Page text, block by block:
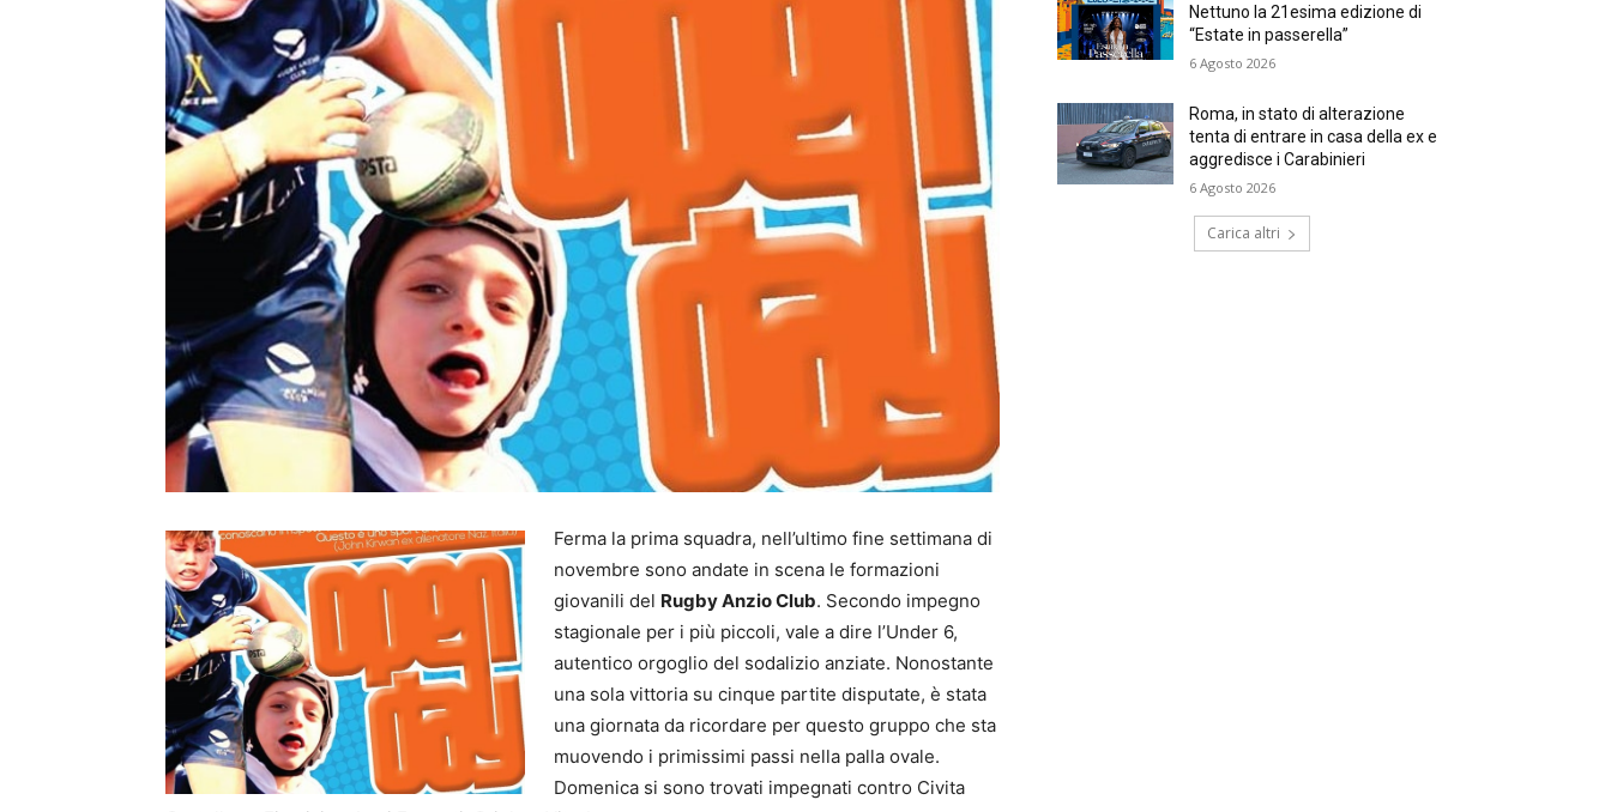
Ferma la prima squadra, nell’ultimo fine settimana di
novembre sono andate in scena le formazioni
giovanili del Rugby Anzio Club. Secondo impegno
stagionale per i più piccoli, vale a dire l’Under 6,
autentico orgoglio del sodalizio anziate. Nonostante
una sola vittoria su cinque partite disputate, è stata
una giornata da ricordare per questo gruppo che sta
muovendo i primissimi passi nella palla ovale.
Domenica si sono trovati impegnati contro Civita
Nettuno la 21esima edizione di
“Estate in passerella”
6 Agosto 2026
Roma, in stato di alterazione
tenta di entrare in casa della ex e
aggredisce i Carabinieri
6 Agosto 2026
Carica altri